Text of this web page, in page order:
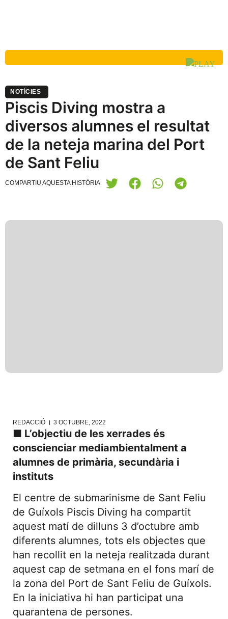
NOTÍCIES
Piscis Diving mostra a
diversos alumnes el resultat
de la neteja marina del Port
de Sant Feliu
COMPARTIU AQUESTA HISTÒRIA
REDACCIÓ 3 OCTUBRE, 2022
■ L’objectiu de les xerrades és
conscienciar mediambientalment a
alumnes de primària, secundària i
instituts
El centre de submarinisme de Sant Feliu
de Guíxols Piscis Diving ha compartit
aquest matí de dilluns 3 d’octubre amb
diferents alumnes, tots els objectes que
han recollit en la neteja realitzada durant
aquest cap de setmana en el fons marí de
la zona del Port de Sant Feliu de Guíxols.
En la iniciativa hi han participat una
quarantena de persones.